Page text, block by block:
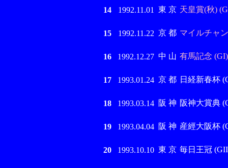
14 1992.11.01 東 京 天皇賞(秋)
15 1992.11.22 京 都 マイルチャ
16 1992.12.27 中 山 有馬記念 (GI)
17 1993.01.24 京 都 日経新春杯
18 1993.03.14 阪 神 阪神大賞典
19 1993.04.04 阪 神 産經大阪杯
20 1993.10.10 東 京 毎日王冠